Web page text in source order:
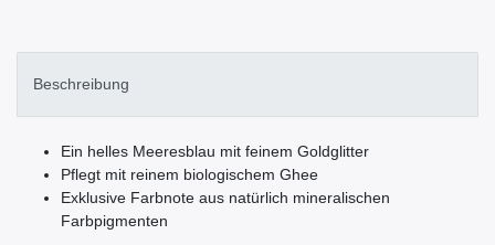
Beschreibung
Ein helles Meeresblau mit feinem Goldglitter
Pflegt mit reinem biologischem Ghee
Exklusive Farbnote aus natürlich mineralischen
Farbpigmenten